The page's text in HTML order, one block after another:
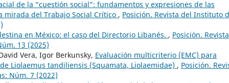
de la “cuestión social”: fundamentos y expresiones de las
del Trabajo Social Crítico , Posición. Revista del Instituto
en México: el caso del Directorio Libanés. , Posición.
13 (2025)
Vera, Igor Berkunsky, Evaluación multicriterio (EMC) para
Liolaemus tandiliensis (Squamata, Liolaemidae) , Posición.
Núm. 7 (2022)